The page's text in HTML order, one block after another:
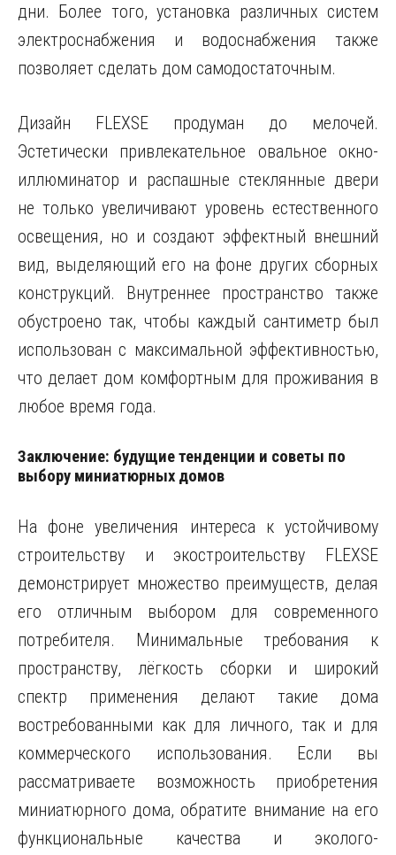
дни. Более того, установка различных систем
электроснабжения и водоснабжения также
позволяет сделать дом самодостаточным.
Дизайн FLEXSE продуман до мелочей.
Эстетически привлекательное овальное окно-
иллюминатор и распашные стеклянные двери
не только увеличивают уровень естественного
освещения, но и создают эффектный внешний
вид, выделяющий его на фоне других сборных
конструкций. Внутреннее пространство также
обустроено так, чтобы каждый сантиметр был
использован с максимальной эффективностью,
что делает дом комфортным для проживания в
любое время года.
Заключение: будущие тенденции и советы по
выбору миниатюрных домов
На фоне увеличения интереса к устойчивому
строительству и экостроительству FLEXSE
демонстрирует множество преимуществ, делая
его отличным выбором для современного
потребителя. Минимальные требования к
пространству, лёгкость сборки и широкий
спектр применения делают такие дома
востребованными как для личного, так и для
коммерческого использования. Если вы
рассматриваете возможность приобретения
миниатюрного дома, обратите внимание на его
функциональные качества и эколого-